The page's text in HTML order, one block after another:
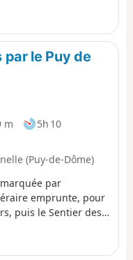
le
+
à
La
le Puy de
m
5h 10
(Puy-de-Dôme)
par
emprunte, pour
puis le Sentier des
culminant de cette
l'enfilade des puys